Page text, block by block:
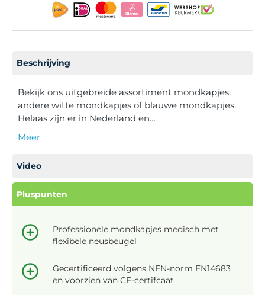
Beschrijving
Bekijk ons uitgebreide assortiment mondkapjes,
andere witte mondkapjes of blauwe mondkapjes.
Helaas zijn er in Nederland en…
Meer
Video
Pluspunten
Professionele mondkapjes medisch met
flexibele neusbeugel
Gecertificeerd volgens NEN-norm EN14683
en voorzien van CE-certifcaat